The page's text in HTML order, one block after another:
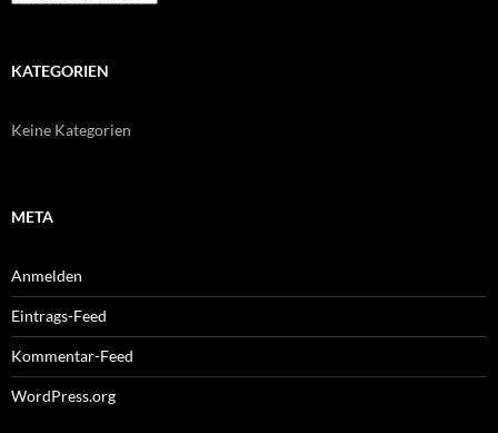
KATEGORIEN
Keine Kategorien
META
Anmelden
Eintrags-Feed
Kommentar-Feed
WordPress.org